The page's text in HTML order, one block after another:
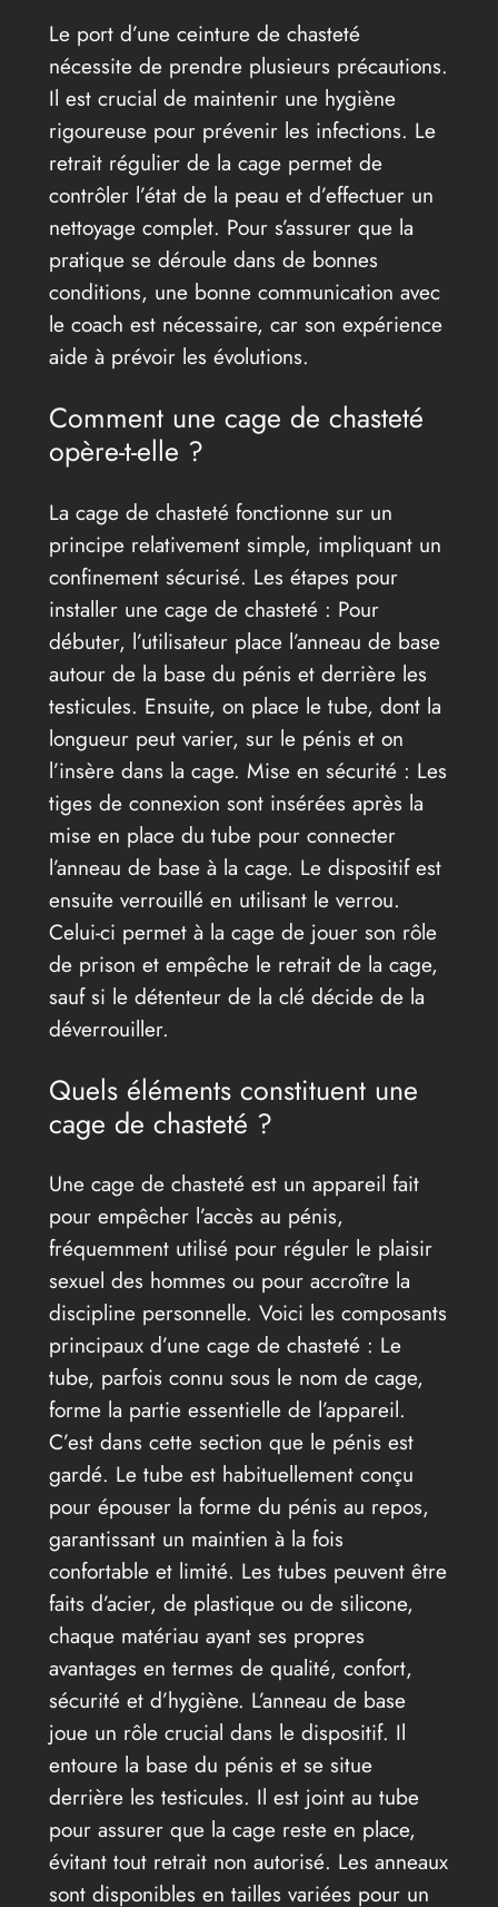
Le port d’une ceinture de chasteté
nécessite de prendre plusieurs précautions.
Il est crucial de maintenir une hygiène
rigoureuse pour prévenir les infections. Le
retrait régulier de la cage permet de
contrôler l’état de la peau et d’effectuer un
nettoyage complet. Pour s’assurer que la
pratique se déroule dans de bonnes
conditions, une bonne communication avec
le coach est nécessaire, car son expérience
aide à prévoir les évolutions.
Comment une cage de chasteté
opère-t-elle ?
La cage de chasteté fonctionne sur un
principe relativement simple, impliquant un
confinement sécurisé. Les étapes pour
installer une cage de chasteté : Pour
débuter, l’utilisateur place l’anneau de base
autour de la base du pénis et derrière les
testicules. Ensuite, on place le tube, dont la
longueur peut varier, sur le pénis et on
l’insère dans la cage. Mise en sécurité : Les
tiges de connexion sont insérées après la
mise en place du tube pour connecter
l’anneau de base à la cage. Le dispositif est
ensuite verrouillé en utilisant le verrou.
Celui-ci permet à la cage de jouer son rôle
de prison et empêche le retrait de la cage,
sauf si le détenteur de la clé décide de la
déverrouiller.
Quels éléments constituent une
cage de chasteté ?
Une cage de chasteté est un appareil fait
pour empêcher l’accès au pénis,
fréquemment utilisé pour réguler le plaisir
sexuel des hommes ou pour accroître la
discipline personnelle. Voici les composants
principaux d’une cage de chasteté : Le
tube, parfois connu sous le nom de cage,
forme la partie essentielle de l’appareil.
C’est dans cette section que le pénis est
gardé. Le tube est habituellement conçu
pour épouser la forme du pénis au repos,
garantissant un maintien à la fois
confortable et limité. Les tubes peuvent être
faits d’acier, de plastique ou de silicone,
chaque matériau ayant ses propres
avantages en termes de qualité, confort,
sécurité et d’hygiène. L’anneau de base
joue un rôle crucial dans le dispositif. Il
entoure la base du pénis et se situe
derrière les testicules. Il est joint au tube
pour assurer que la cage reste en place,
évitant tout retrait non autorisé. Les anneaux
sont disponibles en tailles variées pour un